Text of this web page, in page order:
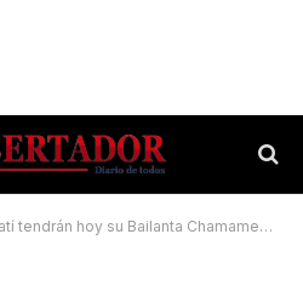
tendrán hoy su Bailanta Chamamecera